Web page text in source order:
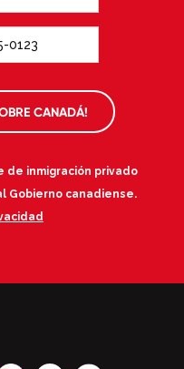
CANADÁ!
de inmigración privado
Gobierno canadiense.